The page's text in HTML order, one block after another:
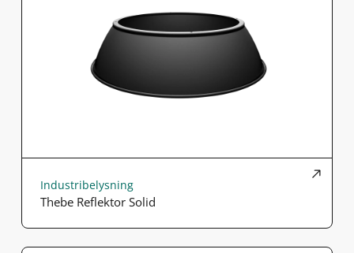
Industribelysning
Thebe Reflektor Solid